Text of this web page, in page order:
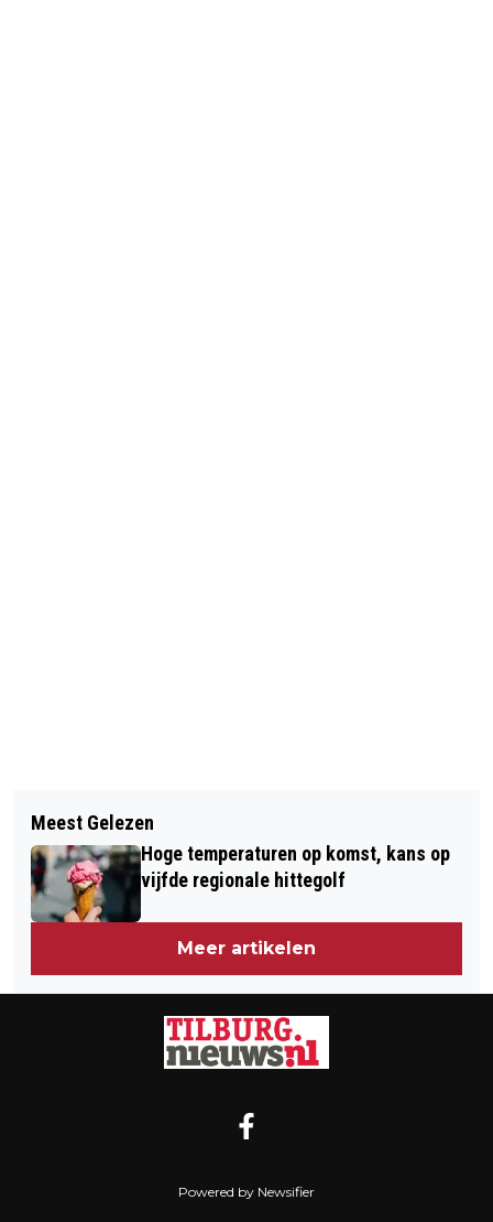
TILBURGER (31) TIJDENS HET
INBREKEN BETRAPT EN
AANGEHOUDEN
VERDACHTE VAN MISHANDELING
TIJDENS CARNAVAL KRIJGT KANS
ZICH TE MELDEN
Meest Gelezen
Hoge temperaturen op komst, kans op
vijfde regionale hittegolf
Meer artikelen
Powered by Newsifier